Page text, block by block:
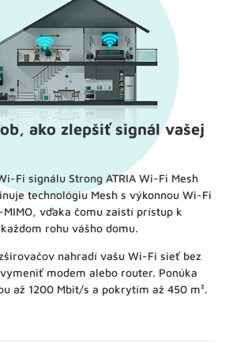
ako zlepšiť signál vašej
Fi signálu Strong ATRIA Wi-Fi Mesh
technológiu Mesh s výkonnou Wi-Fi
MIMO, vďaka čomu zaistí prístup k
rohu vášho domu.
nahradí vašu Wi-Fi sieť bez
modem alebo router. Ponúka
až 1200 Mbit/s a pokrytím až 450 m².